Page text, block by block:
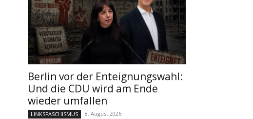
Berlin vor der Enteignungswahl:
Und die CDU wird am Ende
wieder umfallen
LINKSFASCHISMUS 8. August 2026